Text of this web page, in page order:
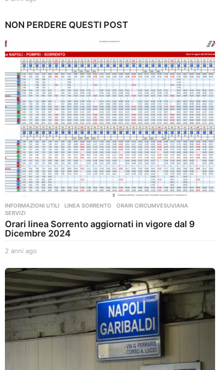
n
g
o
NON PERDERE QUESTI POST
INFORMAZIONI UTILI ,LINEA SORRENTO ,ORARI CIRCUMVESUVIANA
SERVIZI
Orari linea Sorrento aggiornati in vigore dal 9
Dicembre 2024
2 anni ago
n
n
i
a
g
o